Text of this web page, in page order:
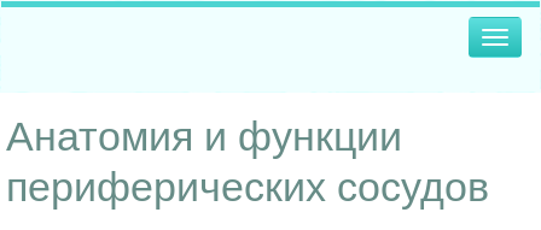
Анатомия и функции
периферических сосудов